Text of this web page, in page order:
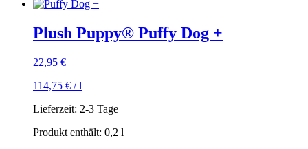
Plush Puppy® Puffy Dog +
22,95 €
114,75 € /l
Lieferzeit: 2-3 Tage
Produkt enthält: 0,2 l